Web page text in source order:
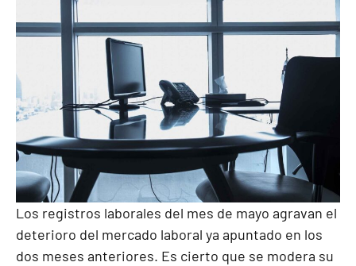
Los registros laborales del mes de mayo agravan el
deterioro del mercado laboral ya apuntado en los
dos meses anteriores. Es cierto que se modera su